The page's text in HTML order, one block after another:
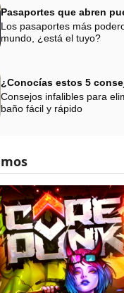
Pasaportes que abren
Los pasaportes más
mundo, ¿está el tuyo?
¿Conocías estos 5
Consejos infalibles para
baño fácil y rápido